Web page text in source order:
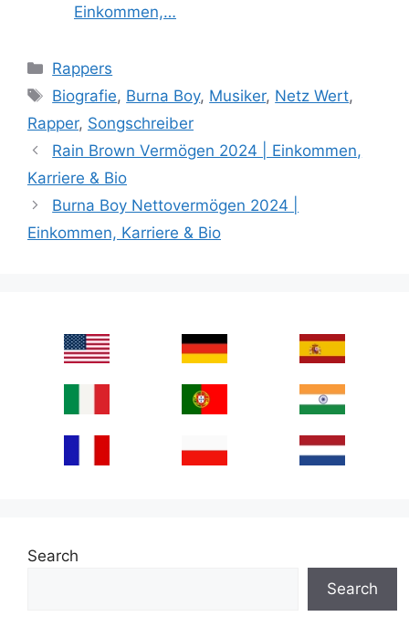
Einkommen,…
Categories
Rappers
Tags
Biografie, Burna Boy, Musiker, Netz Wert,
Rapper, Songschreiber
Rain Brown Vermögen 2024 | Einkommen,
Karriere & Bio
Burna Boy Nettovermögen 2024 |
Einkommen, Karriere & Bio
Search
Search